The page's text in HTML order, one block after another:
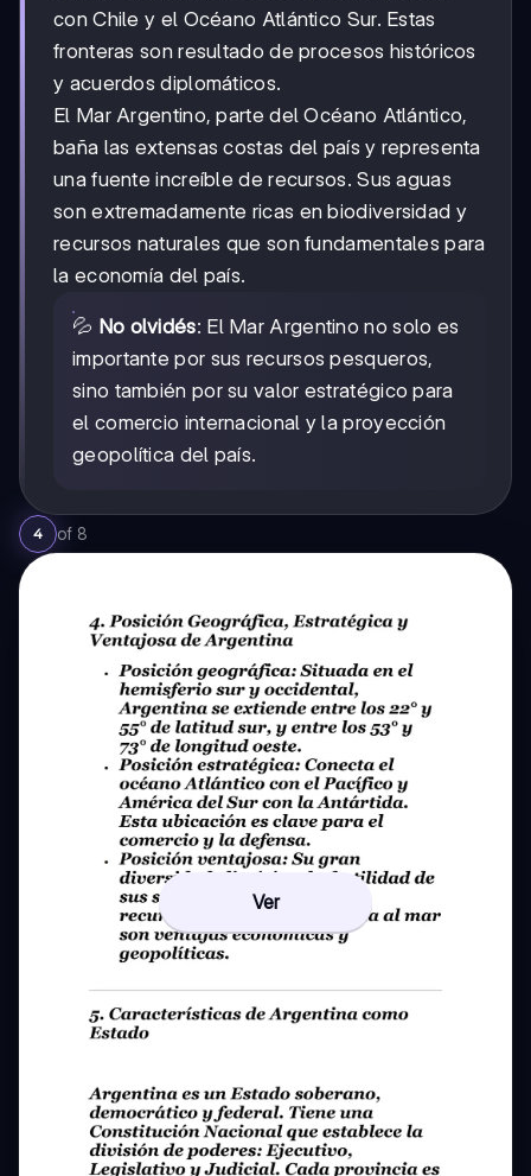
con Chile y el Océano Atlántico Sur. Estas
fronteras son resultado de procesos históricos
y acuerdos diplomáticos.
El Mar Argentino, parte del Océano Atlántico,
baña las extensas costas del país y representa
una fuente increíble de recursos. Sus aguas
son extremadamente ricas en biodiversidad y
recursos naturales que son fundamentales para
la economía del país.
💦 No olvidés: El Mar Argentino no solo es
importante por sus recursos pesqueros,
sino también por su valor estratégico para
el comercio internacional y la proyección
geopolítica del país.
4 of 8
Ver